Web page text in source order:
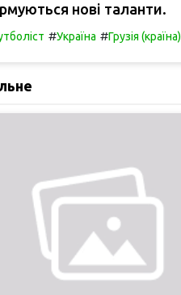
нові таланти.
#Україна #Грузія (країна)